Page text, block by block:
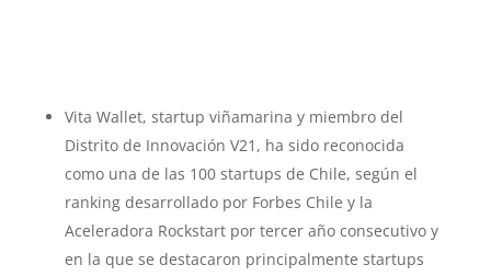
Vita Wallet, startup viñamarina y miembro del
Distrito de Innovación V21, ha sido reconocida
como una de las 100 startups de Chile, según el
ranking desarrollado por Forbes Chile y la
Aceleradora Rockstart por tercer año consecutivo y
en la que se destacaron principalmente startups